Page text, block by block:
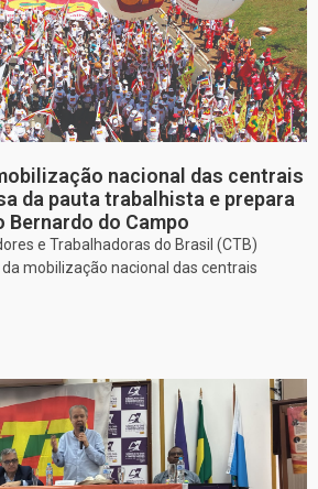
nacional das centrais
da pauta trabalhista e prepara
Bernardo do Campo
e Trabalhadoras do Brasil (CTB)
mobilização nacional das centrais